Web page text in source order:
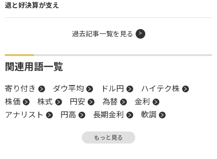
退と好決算が支え
過去記事一覧を見る
関連用語一覧
寄り付き ダウ平均 ドル円
ハイテク株
株価
株式 円安 為替
金利
アナリスト
円高 長期金利
軟調
政策金利 チャート
もっと見る